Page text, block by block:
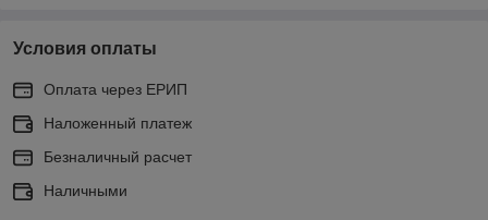
Условия оплаты
Оплата через ЕРИП
Наложенный платеж
Безналичный расчет
Наличными